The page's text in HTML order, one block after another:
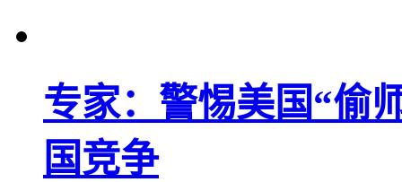
专家：警惕美国“偷
国竞争